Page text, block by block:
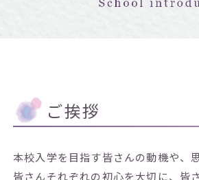
ご挨拶
本校入学を目指す皆さんの動機や、
皆さんそれぞれの初心を大切に、皆